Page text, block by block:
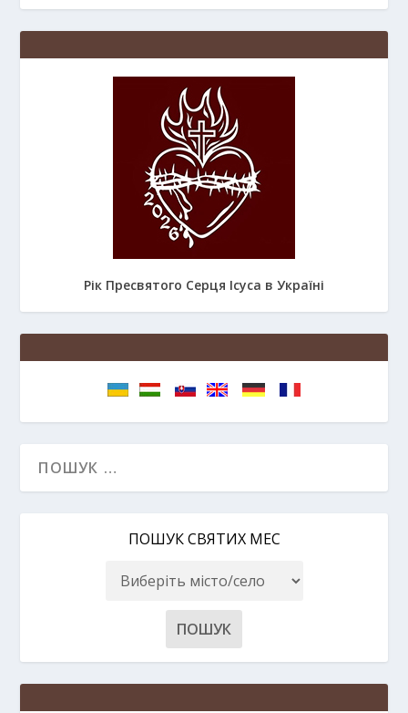
Рік Пресвятого Серця Ісуса в Україні
ПОШУК СВЯТИХ МЕС